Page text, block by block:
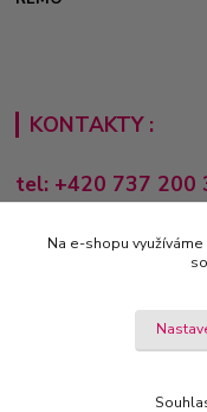
KONTAKTY :
tel: +420 737 200
Pondělí-Pátek: 8 - 17 hodin
obchod@e-sporting.cz
Na e-shopu